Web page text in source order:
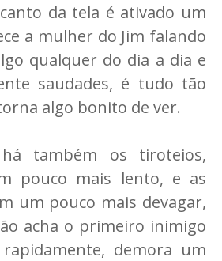
da tela é ativado um
a mulher do Jim falando
qualquer do dia a dia e
saudades, é tudo tão
algo bonito de ver.
também os tiroteios,
pouco mais lento, e as
um pouco mais devagar,
acha o primeiro inimigo
demora um